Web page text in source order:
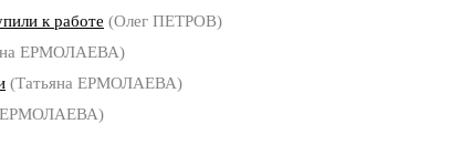
к работе (Олег ПЕТРОВ)
ЕРМОЛАЕВА)
(Татьяна ЕРМОЛАЕВА)
ЕРМОЛАЕВА)